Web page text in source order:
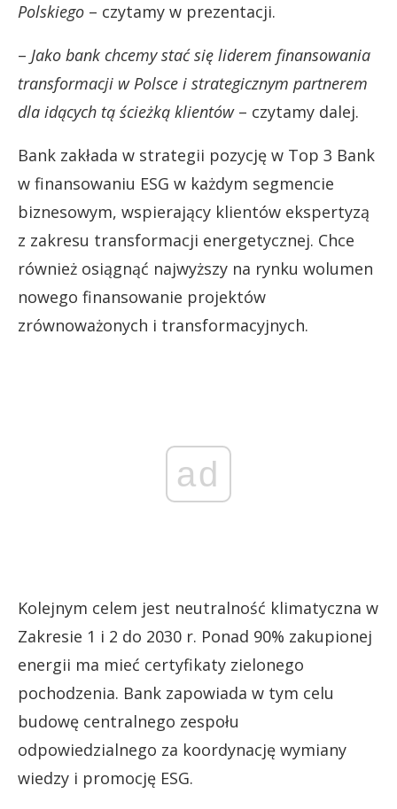
Polskiego – czytamy w prezentacji.
– Jako bank chcemy stać się liderem finansowania
transformacji w Polsce i strategicznym partnerem
dla idących tą ścieżką klientów– czytamy dalej.
Bank zakłada w strategii pozycję w Top 3 Bank
w finansowaniu ESG w każdym segmencie
biznesowym, wspierający klientów ekspertyzą
z zakresu transformacji energetycznej. Chce
również osiągnąć najwyższy na rynku wolumen
nowego finansowanie projektów
zrównoważonych i transformacyjnych.
ad
Kolejnym celem jest neutralność klimatyczna w
Zakresie 1 i 2 do 2030 r. Ponad 90% zakupionej
energii ma mieć certyfikaty zielonego
pochodzenia. Bank zapowiada w tym celu
budowę centralnego zespołu
odpowiedzialnego za koordynację wymiany
wiedzy i promocję ESG.